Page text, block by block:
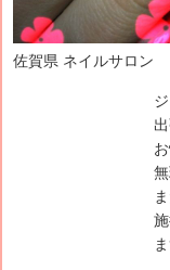
佐賀県 ネイルサロン